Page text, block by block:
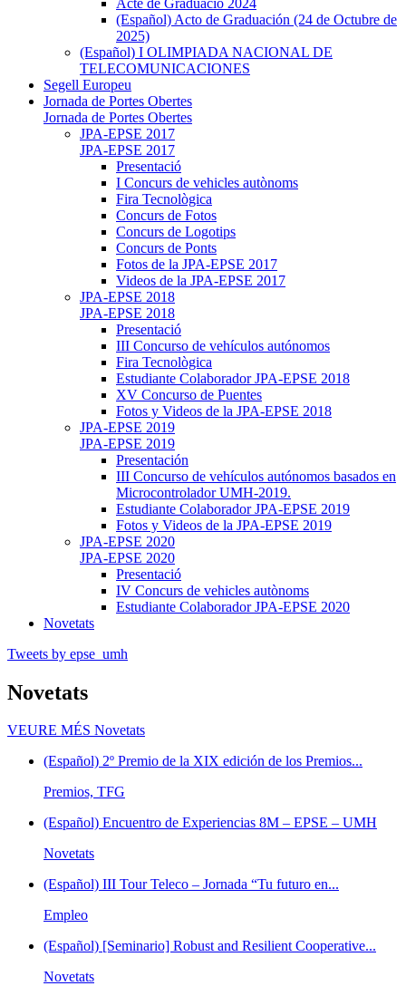
(Español) Acto de Graduación (24 de Octubre de
2025)
(Español) I OLIMPIADA NACIONAL DE
TELECOMUNICACIONES
Segell Europeu
Jornada de Portes Obertes
Jornada de Portes Obertes
JPA-EPSE 2017
JPA-EPSE 2017
Presentació
I Concurs de vehicles autònoms
Fira Tecnològica
Concurs de Fotos
Concurs de Logotips
Concurs de Ponts
Fotos de la JPA-EPSE 2017
Videos de la JPA-EPSE 2017
JPA-EPSE 2018
JPA-EPSE 2018
Presentació
III Concurso de vehículos autónomos
Fira Tecnològica
Estudiante Colaborador JPA-EPSE 2018
XV Concurso de Puentes
Fotos y Videos de la JPA-EPSE 2018
JPA-EPSE 2019
JPA-EPSE 2019
Presentación
III Concurso de vehículos autónomos basados en
Microcontrolador UMH-2019.
Estudiante Colaborador JPA-EPSE 2019
Fotos y Videos de la JPA-EPSE 2019
JPA-EPSE 2020
JPA-EPSE 2020
Presentació
IV Concurs de vehicles autònoms
Estudiante Colaborador JPA-EPSE 2020
Novetats
Tweets by epse_umh
Novetats
VEURE MÉS Novetats
(Español) 2º Premio de la XIX edición de los Premios...
Premios, TFG
(Español) Encuentro de Experiencias 8M – EPSE – UMH
Novetats
(Español) III Tour Teleco – Jornada “Tu futuro en...
Empleo
(Español) [Seminario] Robust and Resilient Cooperative...
Novetats